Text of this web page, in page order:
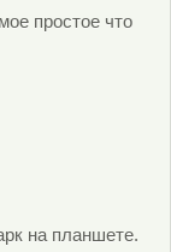
простое что
на планшете.